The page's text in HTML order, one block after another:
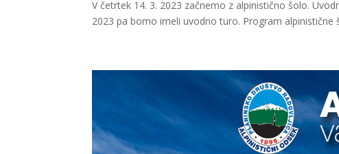
V četrtek 14. 3. 2023 začnemo z alpinistično šolo.
2023 pa bomo imeli uvodno turo. Program alpinistične